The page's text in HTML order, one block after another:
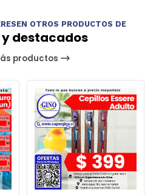
OTROS PRODUCTOS DE
destacados
productos